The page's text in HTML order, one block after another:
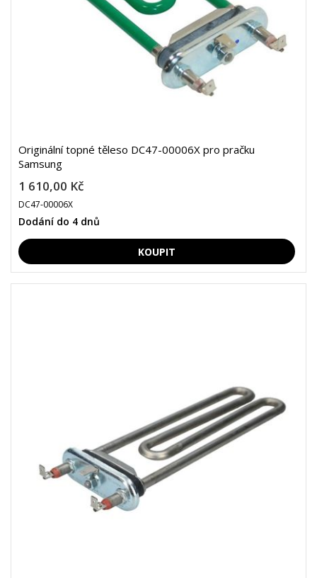
Originální topné těleso DC47-00006X pro pračku
Samsung
1 610,00 Kč
DC47-00006X
Dodání do 4 dnů